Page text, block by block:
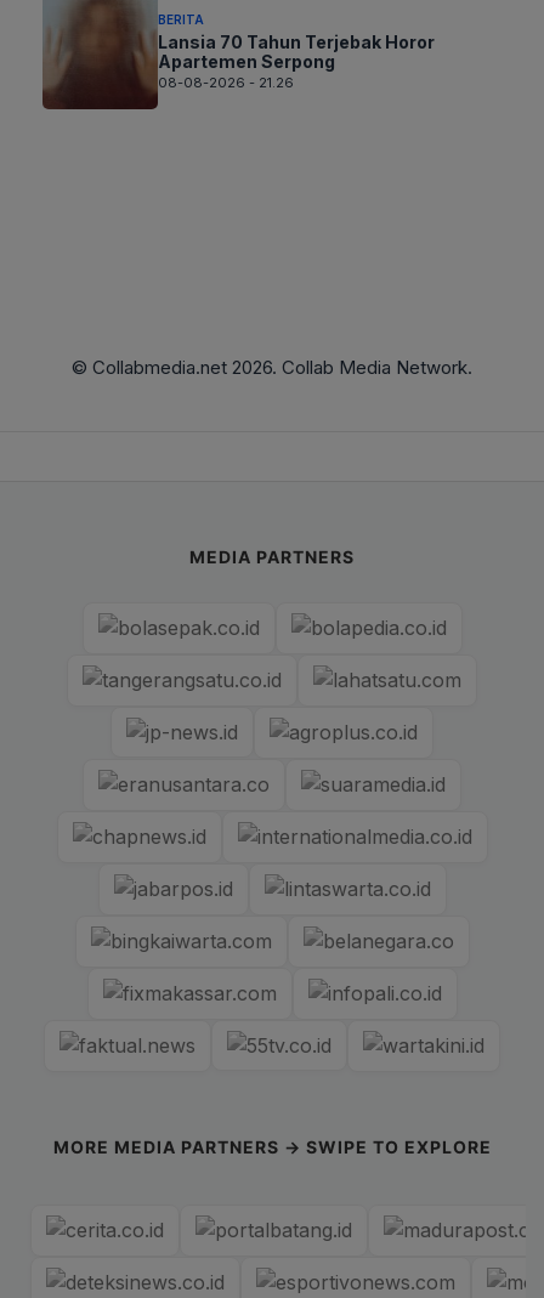
BERITA
Lansia 70 Tahun Terjebak Horor
Apartemen Serpong
08-08-2026 - 21.26
© Collabmedia.net 2026. Collab Media Network.
MEDIA PARTNERS
MORE MEDIA PARTNERS → SWIPE TO EXPLORE